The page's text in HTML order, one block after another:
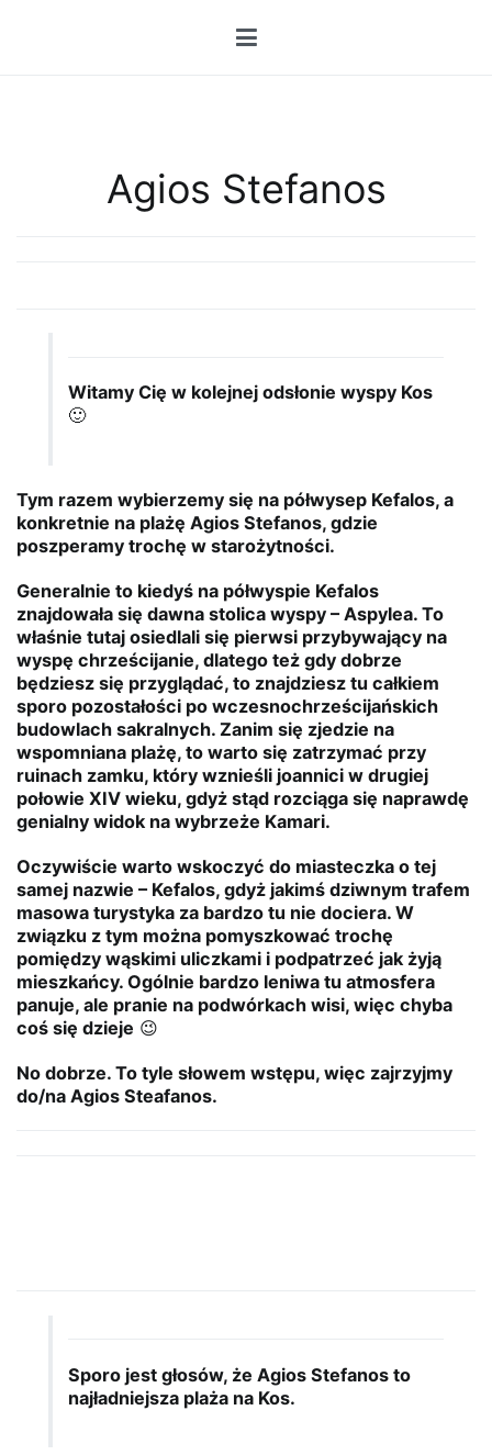
Agios Stefanos
Witamy Cię w kolejnej odsłonie wyspy Kos
🙂
Tym razem wybierzemy się na półwysep Kefalos, a
konkretnie na plażę Agios Stefanos, gdzie
poszperamy trochę w starożytności.
Generalnie to kiedyś na półwyspie Kefalos
znajdowała się dawna stolica wyspy – Aspylea. To
właśnie tutaj osiedlali się pierwsi przybywający na
wyspę chrześcijanie, dlatego też gdy dobrze
będziesz się przyglądać, to znajdziesz tu całkiem
sporo pozostałości po wczesnochrześcijańskich
budowlach sakralnych. Zanim się zjedzie na
wspomniana plażę, to warto się zatrzymać przy
ruinach zamku, który wznieśli joannici w drugiej
połowie XIV wieku, gdyż stąd rozciąga się naprawdę
genialny widok na wybrzeże Kamari.
Oczywiście warto wskoczyć do miasteczka o tej
samej nazwie – Kefalos, gdyż jakimś dziwnym trafem
masowa turystyka za bardzo tu nie dociera. W
związku z tym można pomyszkować trochę
pomiędzy wąskimi uliczkami i podpatrzeć jak żyją
mieszkańcy. Ogólnie bardzo leniwa tu atmosfera
panuje, ale pranie na podwórkach wisi, więc chyba
coś się dzieje 😉
No dobrze. To tyle słowem wstępu, więc zajrzyjmy
do/na Agios Steafanos.
Sporo jest głosów, że Agios Stefanos to
najładniejsza plaża na Kos.